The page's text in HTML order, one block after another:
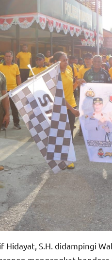
Hidayat, S.H. didampingi